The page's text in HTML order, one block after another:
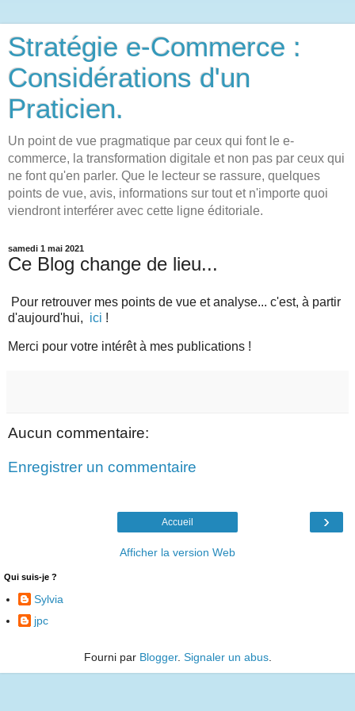
Stratégie e-Commerce :
Considérations d'un
Praticien.
Un point de vue pragmatique par ceux qui font le e-
commerce, la transformation digitale et non pas par ceux qui
ne font qu'en parler. Que le lecteur se rassure, quelques
points de vue, avis, informations sur tout et n'importe quoi
viendront interférer avec cette ligne éditoriale.
samedi 1 mai 2021
Ce Blog change de lieu...
Pour retrouver mes points de vue et analyse... c'est, à partir
d'aujourd'hui, ici !
Merci pour votre intérêt à mes publications !
Aucun commentaire:
Enregistrer un commentaire
›
Accueil
Afficher la version Web
Qui suis-je ?
Sylvia
jpc
Fourni par Blogger. Signaler un abus.